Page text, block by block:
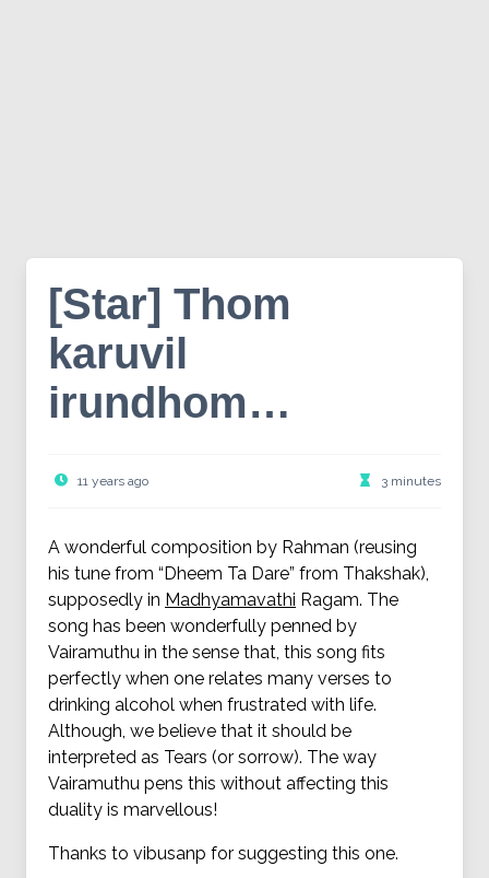
[Star] Thom
karuvil
irundhom…
11 years ago 3 minutes
A wonderful composition by Rahman (reusing
his tune from “Dheem Ta Dare” from Thakshak),
supposedly in Madhyamavathi Ragam. The
song has been wonderfully penned by
Vairamuthu in the sense that, this song fits
perfectly when one relates many verses to
drinking alcohol when frustrated with life.
Although, we believe that it should be
interpreted as Tears (or sorrow). The way
Vairamuthu pens this without affecting this
duality is marvellous!
Thanks to vibusanp for suggesting this one.